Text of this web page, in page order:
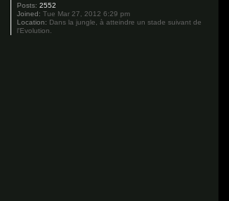
Posts: 2552
Joined: Tue Mar 27, 2012 6:29 pm
Location: Dans la jungle, à atteindre un stade suivant de
l'Evolution.